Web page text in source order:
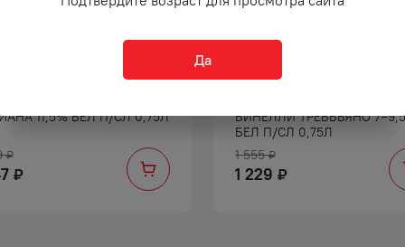
11,5% БЕЛ П/СЛ 0,75Л
₽
₽
БИНЕЛЛИ ТРЕББЬЯНО
БЕЛ П/СЛ 0,75Л
1 555 ₽
1 229 ₽
Да